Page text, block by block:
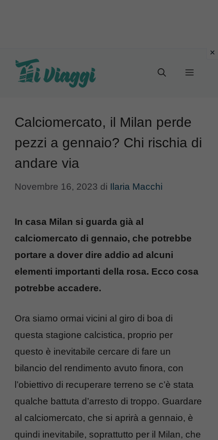
Menu
Calciomercato, il Milan perde
pezzi a gennaio? Chi rischia di
andare via
Novembre 16, 2023 di Ilaria Macchi
In casa Milan si guarda già al
calciomercato di gennaio, che potrebbe
portare a dover dire addio ad alcuni
elementi importanti della rosa. Ecco cosa
potrebbe accadere.
Ora siamo ormai vicini al giro di boa di
questa stagione calcistica, proprio per
questo è inevitabile cercare di fare un
bilancio del rendimento avuto finora, con
l’obiettivo di recuperare terreno se c’è stata
qualche battuta d’arresto di troppo. Guardare
al calciomercato, che si aprirà a gennaio, è
quindi inevitabile, soprattutto per il Milan, che